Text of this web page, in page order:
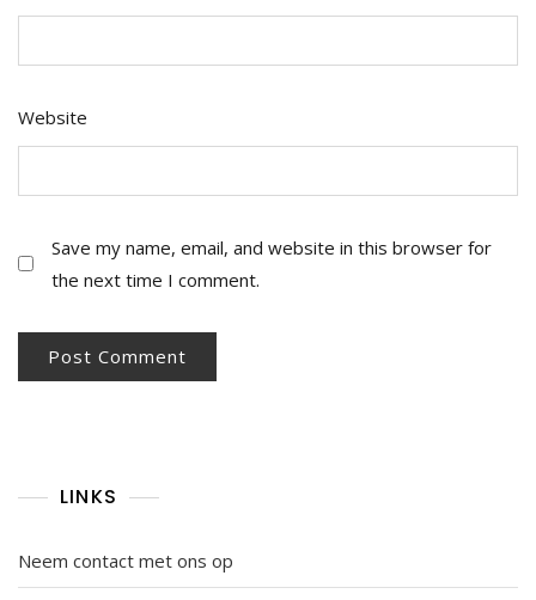
Website
Save my name, email, and website in this browser for
the next time I comment.
LINKS
Neem contact met ons op